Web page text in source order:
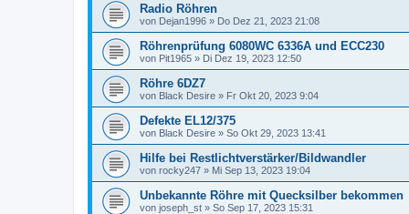
Radio Röhren
von Dejan1996 » Do Dez 21, 2023 21:08
Röhrenprüfung 6080WC 6336A und ECC230
von Pit1965 » Di Dez 19, 2023 12:50
Röhre 6DZ7
von Black Desire » Fr Okt 20, 2023 9:04
Defekte EL12/375
von Black Desire » So Okt 29, 2023 13:41
Hilfe bei Restlichtverstärker/Bildwandler
von rocky247 » Mi Sep 13, 2023 19:04
Unbekannte Röhre mit Quecksilber bekommen
von joseph_st » So Sep 17, 2023 15:31